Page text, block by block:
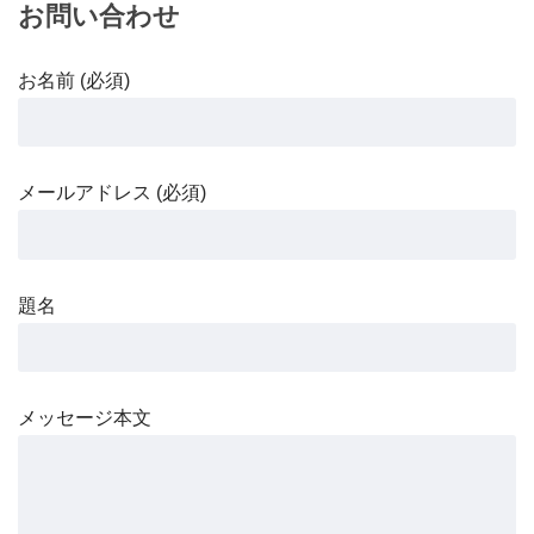
お問い合わせ
お名前 (必須)
メールアドレス (必須)
題名
メッセージ本文